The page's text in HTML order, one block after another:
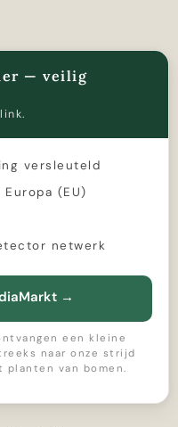
— veilig
versleuteld
(EU)
netwerk
→
een kleine
naar onze strijd
van bomen.